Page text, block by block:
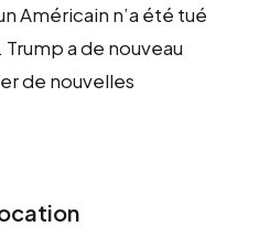
Américain n’a été tué
a de nouveau
de nouvelles